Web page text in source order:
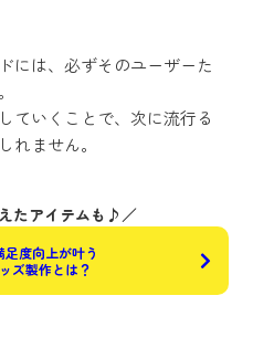
には、必ずそのユーザーた
ていくことで、次に流行る
れません。
たアイテムも♪／
足度向上が叶う
ズ製作とは？